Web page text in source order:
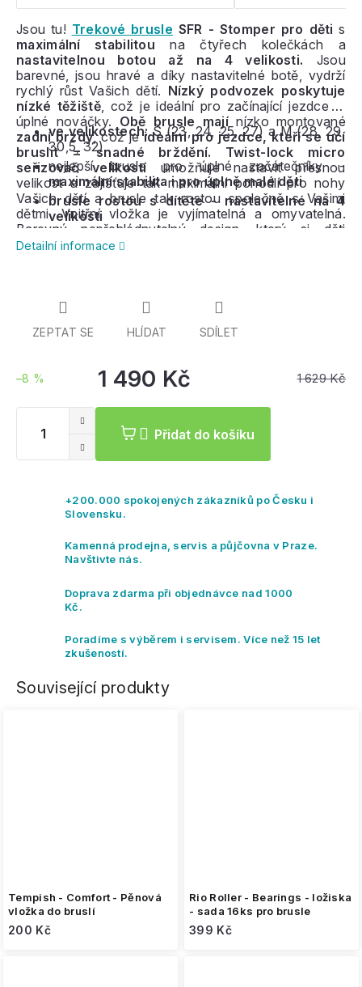
1 629 Kč
–8 % 1 490 Kč
cena:
Přidat do košíku
Jsou tu! Trekové brusle SFR - Stomper pro děti s
maximální stabilitou na čtyřech kolečkách a
nastavitelnou botou až na 4 velikosti. Jsou
barevné, jsou hravé a díky nastavitelné botě, vydrží
rychlý růst Vašich dětí. Nízký podvozek poskytuje
nízké těžiště, což je ideální pro začínající jezdce či
úplné nováčky. Obě brusle mají nízko montované
zadní brzdy, což jeideální pro jezdce, kteří se učí
bruslit = snadné brždění.
Twist-lock micro
seřizovač velikostí umožňuje nastavit přesnou
velikost a zajišťuje tak maximální pohodlí pro nohy
Vašich dětí a brusle tak rostou společně s Vašimi
dětmi. Vnitřní vložka je vyjímatelná a omyvatelná.
Barevný nepřehlédnutelný design, který si děti
zamilují.
ve velikostech:S (23, 24, 25, 27) a M (28, 29,
30,5, 32)
nejlepší brusle pro úplné začátečníky -
maximální stabilita i pro úplně malé děti
brusle rostou s dítěte - nastavitelné na 4
velikosti
Detailní informace
ZEPTAT SE HLÍDAT SDÍLET
+200.000 spokojených zákazníků po Česku i
Slovensku.
Kamenná prodejna, servis a půjčovna v Praze.
Navštivte nás.
Doprava zdarma při objednávce nad 1000
Kč.
Poradíme s výběrem i servisem. Více než 15 let
zkušeností.
Související produkty
Tempish - Comfort - Pěnová
vložka do bruslí
200 Kč
Rio Roller - Bearings - ložiska
- sada 16ks pro brusle
399 Kč